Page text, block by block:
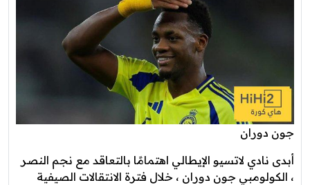
جون دوران
أبدى نادي لاتسيو الإيطالي اهتمامًا بالتعاقد مع نجم النصر
، الكولومبي جون دوران ، خلال فترة الانتقالات الصيفية